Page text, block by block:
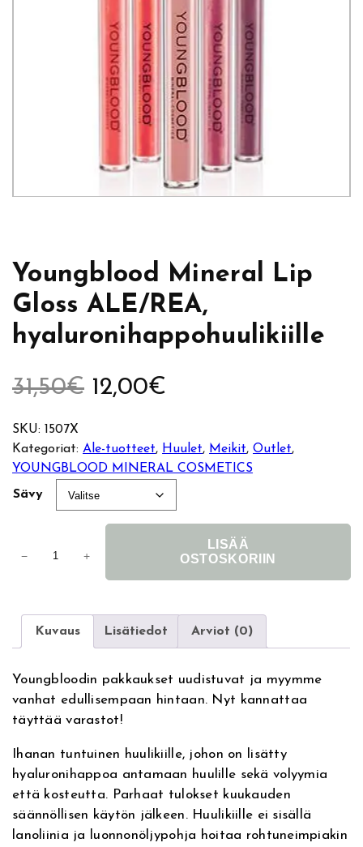
Youngblood Mineral Lip
Gloss ALE/REA,
hyaluronihappohuulikiille
31,50€ A
k
u
ä
i
n
e
n
h
12,00€
k
n
h
n
t
a
SKU: 1507X
Kategoriat:Ale-tuotteet, Huulet, Meikit, Outlet
YOUNGBLOOD MINERAL COSMETICS
Sävy
o
o
d
i
n
e
r
a
− +
LISÄÄ
OSTOSKORIIN
r
n
a
v
e
:
Kuvaus Lisätiedot Arviot (0)
Youngbloodin pakkaukset uudistuvat ja myymme
vanhat edullisempaan hintaan. Nyt kannattaa
täyttää varastot!
Ihanan tuntuinen huulikiille, johon on lisätty
hyaluronihappoa antamaan huulille sekä volyymia
että kosteutta. Parhaat tulokset kuukauden
säännöllisen käytön jälkeen. Huulikiille ei sisällä
lanoliinia ja luonnonöljypohja hoitaa rohtuneimpiakin